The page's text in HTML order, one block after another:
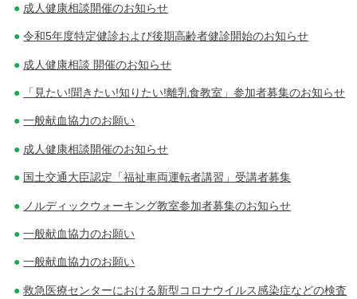
成人健康相談開催のお知らせ
令和5年度特定健診および後期高齢者健診開始のお知らせ
成人健康相談 開催のお知らせ
「見たい!聞きたい!知りたい!離乳食教室」参加者募集のお知らせ
一般献血協力のお願い
成人健康相談開催のお知らせ
国土交通大臣認定「福祉車両運転者講習」受講者募集
ノルディックウォーキング教室参加者募集のお知らせ
一般献血協力のお願い
一般献血協力のお願い
救急医療センターにおける新型コロナウイルス感染症などの検査